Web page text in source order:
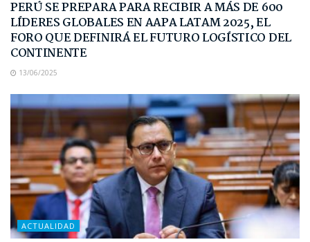
PERÚ SE PREPARA PARA RECIBIR A MÁS DE 600
LÍDERES GLOBALES EN AAPA LATAM 2025, EL
FORO QUE DEFINIRÁ EL FUTURO LOGÍSTICO DEL
CONTINENTE
13/06/2025
ACTUALIDAD